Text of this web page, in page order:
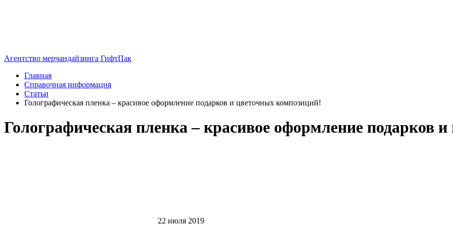
Агентство мерчандайзинга ГифтПак
Главная
Справочная информация
Статьи
Голографическая пленка – красивое оформление подарков и цветочных композиций!
Голографическая пленка – красивое оформление подарков
22 июля 2019